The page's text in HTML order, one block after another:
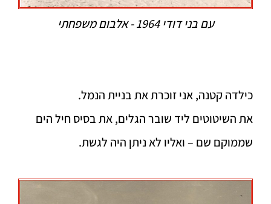
עם בני דודי 1964 - אלבום משפחתי
כילדה קטנה, אני זוכרת את בניית הנמל.
את השיטוטים ליד שובר הגלים, את בסיס חיל הים
שממוקם שם – ואליו לא ניתן היה לגשת.